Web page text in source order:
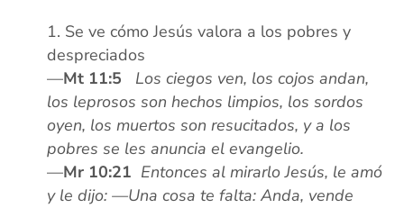
Se ve cómo Jesús valora a los pobres y
despreciados
—Mt 11:5
Los ciegos ven, los cojos andan,
los leprosos son hechos limpios, los sordos
oyen, los muertos son resucitados, y a los
pobres se les anuncia el evangelio.
—Mr 10:21 Entonces al mirarlo Jesús, le amó
y le dijo: —Una cosa te falta: Anda, vende